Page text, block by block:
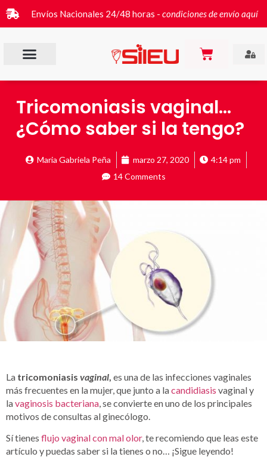
Envíos Nacionales 24/48 horas - condiciones de envío aquí
Tricomoniasis vaginal…
¿Cómo saber si la tengo?
Maria Gabriela Peña marzo 27, 2020
4:14 pm
14 Comments
La tricomoniasis vaginal es una de las infecciones vaginales
más frecuentes en la mujer, que junto a lacandidiasis vaginal y
lavaginosis bacteriana , se convierte en uno de los principales
motivos de consultas al ginecólogo.
Sí tienes flujo vaginal con mal olor, te recomiendo que leas este
artículo y puedas saber si la tienes o no… ¡Sigue leyendo!